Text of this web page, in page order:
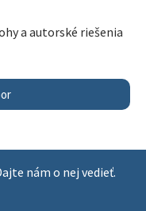
a autorské riešenia
nám o nej vedieť.